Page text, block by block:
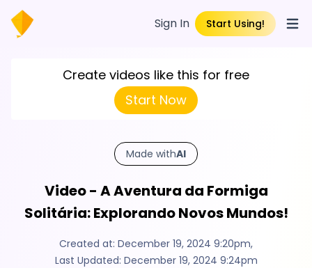
Sign In Start Using!
Create videos like this for free
Start Now
Made withAI
Video - A Aventura da Formiga
Solitária: Explorando Novos Mundos!
Created at: December 19, 2024 9:20pm,
Last Updated: December 19, 2024 9:24pm